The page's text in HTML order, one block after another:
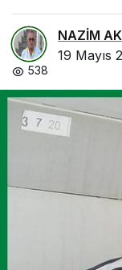
NAZİM
19 Mayıs
538